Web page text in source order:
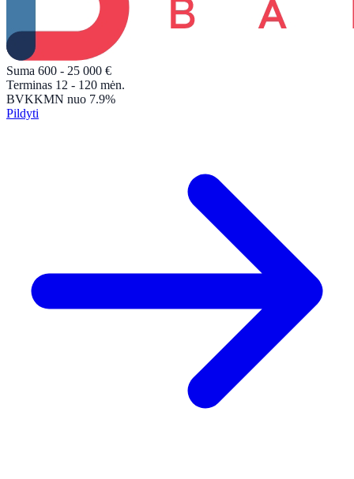
Suma 600 - 25 000 €
Terminas 12 - 120 mėn.
BVKKMN nuo 7.9%
Pildyti